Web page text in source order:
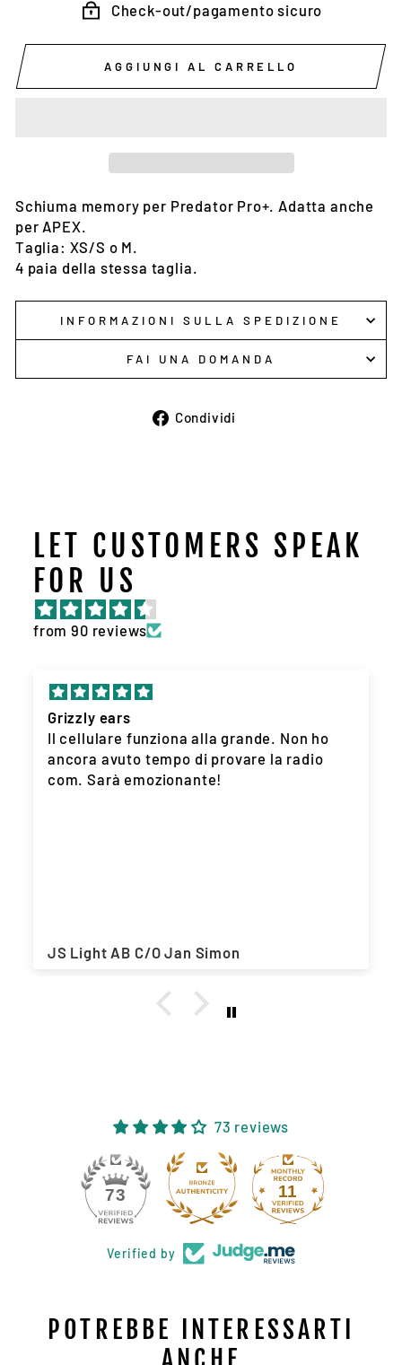
Check-out/pagamento sicuro
AGGIUNGI AL CARRELLO
Schiuma memory per Predator Pro+. Adatta anche
per APEX.
Taglia: XS/S o M.
4 paia della stessa taglia.
INFORMAZIONI SULLA SPEDIZIONE
FAI UNA DOMANDA
Condividi
LET CUSTOMERS SPEAK
FOR US
from 90 reviews
Grizzly ears
Il cellulare funziona alla grande. Non ho
ancora avuto tempo di provare la radio
com. Sarà emozionante!
JS Light AB C/O Jan Simon
73 reviews
73 11
Verified by
POTREBBE INTERESSARTI